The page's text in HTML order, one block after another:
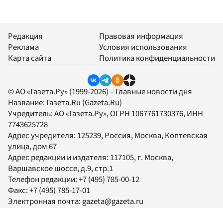
Редакция
Реклама
Карта сайта
Правовая информация
Условия использования
Политика конфиденциальности
© АО «Газета.Ру» (1999-2026) – Главные новости дня
Название: Газета.Ru (Gazeta.Ru)
Учредитель:АО «Газета.Ру», ОГРН 1067761730376, ИНН
7743625728
Адрес учредителя: 125239, Россия, Москва, Коптевская
улица, дом 67
Адрес редакции и издателя: 117105, г. Москва,
Варшавское шоссе, д.9, стр.1
Телефон редакции:+7 (495) 785-00-12
Факс:+7 (495) 785-17-01
Электронная почта: gazeta@gazeta.ru